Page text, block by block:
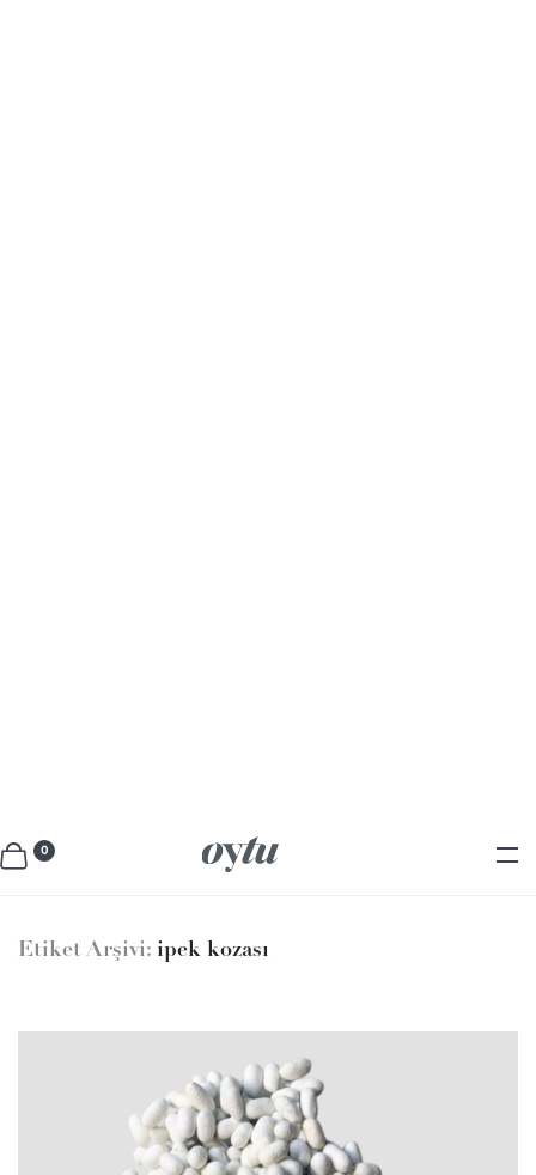
0
Etiket Arşivi: ipek kozası